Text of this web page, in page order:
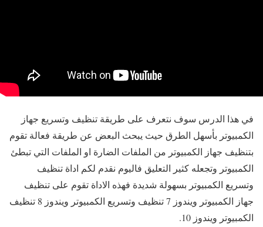
في هذا الدرس سوف نتعرف على طريقة تنظيف وتسريع جهاز
الكمبيوتر بأسهل الطرق حيث يبحث البعض عن طريقة فعالة تقوم
بتنظيف جهاز الكمبيوتر من الملفات الضارة او الملفات التي تبطئ
الكمبيوتر وتجعله كثير التعليق فاليوم نقدم لكم اداة تنظيف
وتسريع الكمبيوتر بسهولة شديدة فهذه الاداة تقوم على تنظيف
جهاز الكمبيوتر ويندوز 7 تنظيف وتسريع الكمبيوتر ويندوز 8 تنظيف
الكمبيوتر ويندوز 10.